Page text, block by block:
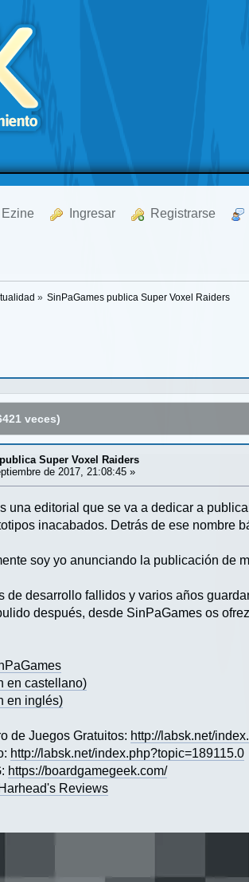
Ezine Ingresar Registrarse
» SinPaGames publica Super Voxel Raiders
veces)
Super Voxel Raiders
de 2017, 21:08:45 »
una editorial que se va a dedicar a
inacabados. Detrás de ese nombre
soy yo anunciando la publicación de
de desarrollo fallidos y varios años
después, desde SinPaGames os
en castellano)
en inglés)
de Juegos Gratuitos: http://labsk.net/
http://labsk.net/index.php?topic=189115.0
https://boardgamegeek.com/
Harhead's Reviews